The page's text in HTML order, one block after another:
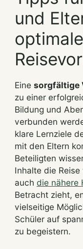
und
Eine sorgfältige
zu einer
Bildung und
verbunden
klare Lernziele
mit den Eltern
Beteiligten
Inhalte die
auch die nähere
Betracht zieht,
vielseitige
Schüler auf
zu begeistern.